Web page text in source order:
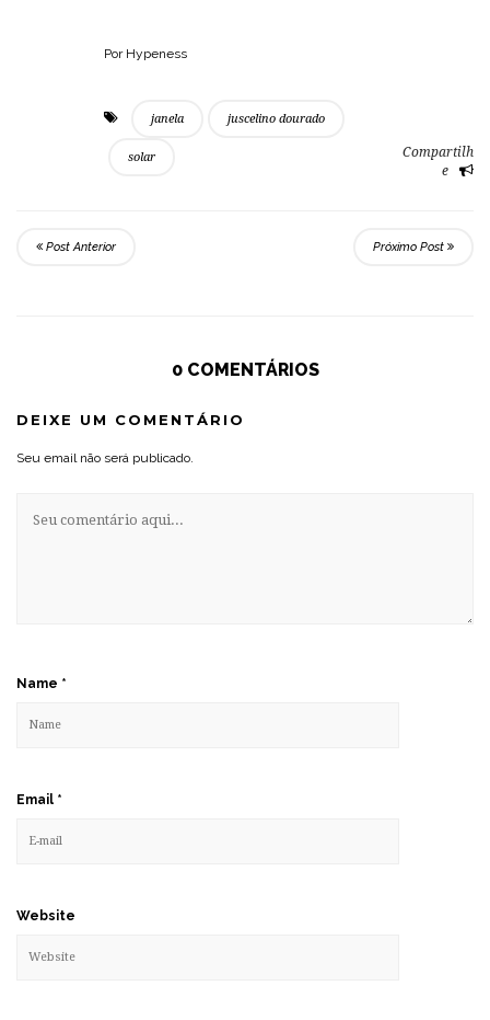
Por Hypeness
janela juscelino dourado
solar
Compartilh
e
Post Anterior Próximo Post
0 COMENTÁRIOS
DEIXE UM COMENTÁRIO
Seu email não será publicado.
Name *
Email *
Website